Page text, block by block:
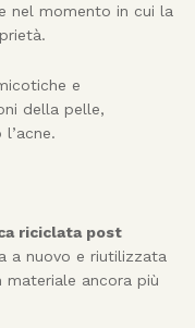
nel momento in cui la
e
della pelle,
riciclata post
a nuovo e riutilizzata
ancora più